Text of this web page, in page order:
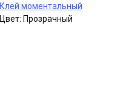
можно
выбрать
Клей моментальный
Цвет: Прозрачный